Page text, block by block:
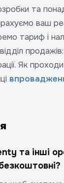
та
ваш
тариф і
Як
та інші